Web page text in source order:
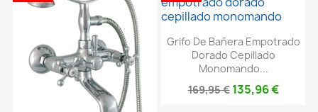
Grifo De Bañera Empotrado
Dorado Cepillado
Monomando...
169,95 € 135,96 €